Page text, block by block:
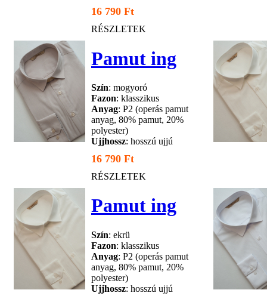
16 790 Ft
RÉSZLETEK
Pamut ing
Szín: mogyoró
Fazon: klasszikus
Anyag: P2 (operás pamut
anyag, 80% pamut, 20%
polyester)
Ujjhossz: hosszú ujjú
16 790 Ft
RÉSZLETEK
Pamut ing
Szín: ekrü
Fazon: klasszikus
Anyag: P2 (operás pamut
anyag, 80% pamut, 20%
polyester)
Ujjhossz: hosszú ujjú